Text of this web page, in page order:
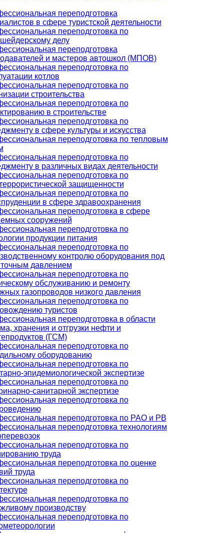
переподготовка
в сфере туристской деятельности
переподготовка по
делу
переподготовка
и мастеров автошкол (МПОВ)
переподготовка по
котлов
переподготовка по
строительства
переподготовка по
в строительстве
переподготовка по
в сфере культуры и искусства
переподготовка по тепловым
переподготовка по
в различных видах деятельности
переподготовка по
защищенности
переподготовка по
в сфере здравоохранения
переподготовка в сфере
сооружений
переподготовка по
продукции питания
переподготовка по
контролю оборудования под
давлением
переподготовка по
обслуживанию и ремонту
газопроводов низкого давления
переподготовка по
туристов
переподготовка в области
хранения и отгрузки нефти и
(ГСМ)
переподготовка по
оборудованию
переподготовка по
эпидемиологической экспертизе
переподготовка по
санитарной экспертизе
переподготовка по
переподготовка по РАО и РВ
переподготовка технологиям
переподготовка по
труда
переподготовка по оценке
труда
переподготовка по
переподготовка по
производству
переподготовка по